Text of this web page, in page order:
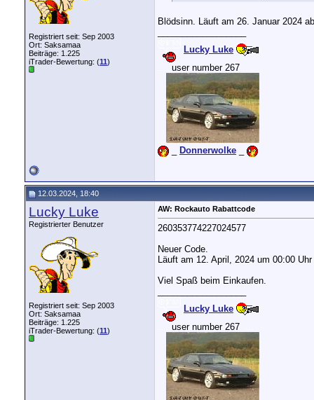
Registriert seit: Sep 2003
Ort: Saksamaa
Beiträge: 1.225
iTrader-Bewertung: (11)
Blödsinn. Läuft am 26. Januar 2024
Lucky Luke
user number 267
Donnerwolke
12.03.2024, 18:40
Lucky Luke
Registrierter Benutzer
Registriert seit: Sep 2003
Ort: Saksamaa
Beiträge: 1.225
iTrader-Bewertung: (11)
AW: Rockauto Rabattcode
260353774227024577
Neuer Code.
Läuft am 12. April, 2024 um 00:00
Viel Spaß beim Einkaufen.
Lucky Luke
user number 267